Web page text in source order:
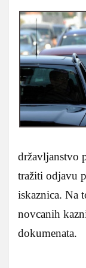
državljanstvo
tražiti odjavu
iskaznica. Na
novcanih
dokumenata.